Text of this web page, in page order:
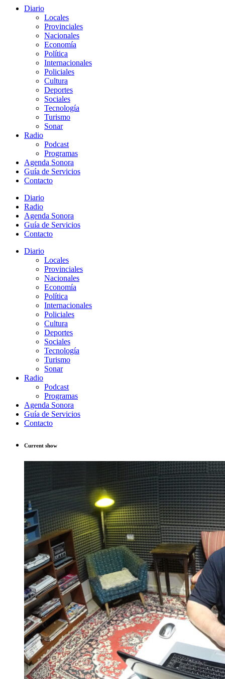
Diario
Locales
Provinciales
Nacionales
Economía
Política
Internacionales
Policiales
Cultura
Deportes
Sociales
Tecnología
Turismo
Sonar
Radio
Podcast
Programas
Agenda Sonora
Guía de Servicios
Contacto
Diario
Radio
Agenda Sonora
Guía de Servicios
Contacto
Diario
Locales
Provinciales
Nacionales
Economía
Política
Internacionales
Policiales
Cultura
Deportes
Sociales
Tecnología
Turismo
Sonar
Radio
Podcast
Programas
Agenda Sonora
Guía de Servicios
Contacto
Current show